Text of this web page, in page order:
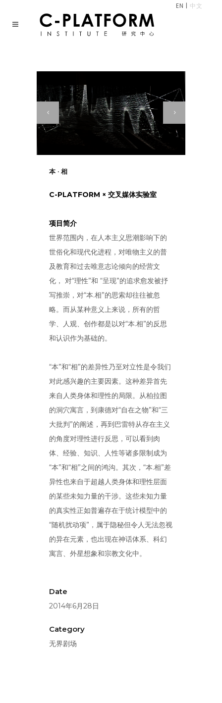
EN | 中文
本 · 相
C-PLATFORM × 交叉媒体实验室
项目简介
世界范围内，在人本主义思潮影响下的
世俗化和现代化进程，对唯物主义的普
及教育和过去唯意志论倾向的经营文
化， 对“理性”和 “呈现”的追求愈发被抒
写推崇，对“本.相”的思索却往往被忽
略。而从某种意义上来说，所有的哲
学、人观、创作都是以对“本.相”的反思
和认识作为基础的。
“本”和“相”的差异性乃至对立性是令我们
对此感兴趣的主要因素。这种差异首先
来自人类身体和理性的局限。从柏拉图
的洞穴寓言，到康德对“自在之物”和“三
大批判”的阐述，再到巴雷特从存在主义
的角度对理性进行反思，可以看到肉
体、经验、知识、人性等诸多限制成为
“本”和“相”之间的鸿沟。其次，“本.相”差
异性也来自于超越人类身体和理性层面
的某些未知力量的干涉。这些未知力量
的真实性正如普遍存在于统计模型中的
“随机扰动项”，属于隐秘但令人无法忽视
的异在元素，也出现在神话体系、科幻
寓言、外星想象和宗教文化中。
Date
2014年6月28日
Category
无界剧场